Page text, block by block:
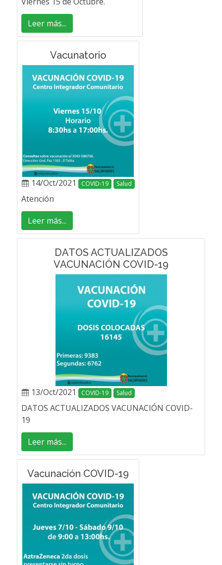
Leer más...
Vacunatorio
14/Oct/2021 COVID-19 Salud
Atención
Leer más...
DATOS ACTUALIZADOS
VACUNACIÓN COVID-19
13/Oct/2021 COVID-19 Salud
DATOS ACTUALIZADOS VACUNACIÓN COVID-
19
Leer más...
Vacunación COVID-19